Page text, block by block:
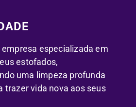
especializada em
estofados,
uma limpeza profunda
trazer vida nova aos seus